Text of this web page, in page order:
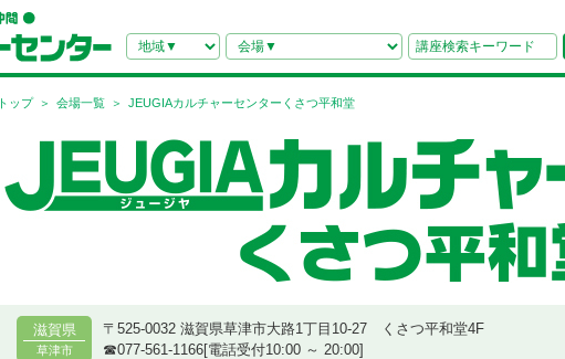
トップ 会場一覧 JEUGIAカルチャーセンターくさつ平和堂
滋賀県
草津市
〒525-0032 滋賀県草津市大路1丁目10-27 くさつ平和堂4F
☎︎077-561-1166[電話受付10:00 ～ 20:00]